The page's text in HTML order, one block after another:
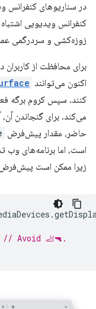
در سناریوهای کنفرانس
کنفرانس ویدیویی
زوزه‌کشی و سردرگمی
برای محافظت از کاربران
اکنون می‌توانند
کنند. سپس کروم برگه
می‌کند. برای گنجاندن آن،
حاضر، مقدار پیش‌فرض
است، اما برنامه‌های
زیرا ممکن است پیش‌فرض
.
// Avoid 🦶🔫.